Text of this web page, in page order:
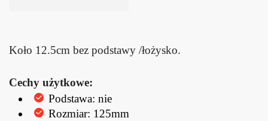
Koło 12.5cm bez podstawy /łożysko.
Cechy użytkowe:
Podstawa: nie
Rozmiar: 125mm